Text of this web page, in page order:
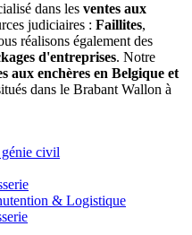
dans les ventes aux
judiciaires : Faillites,
réalisons également des
d'entreprises. Notre
aux enchères en Belgique et
dans le Brabant Wallon à
civil
& Logistique